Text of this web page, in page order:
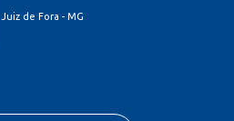
Juiz de Fora - MG